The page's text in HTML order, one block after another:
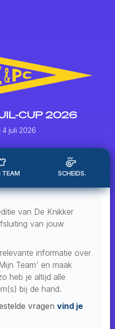
CUP 2026
juli 2026
TEAM SCHEIDS.
van De Knikker
van jouw
informatie over
Team' en maak
heb je altijd alle
bij de hand.
vragen vind je